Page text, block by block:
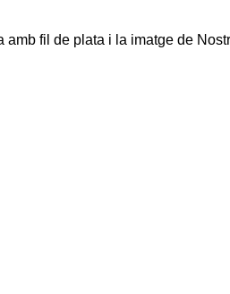
amb fil de plata i la imatge de